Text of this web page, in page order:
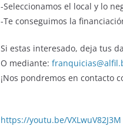
-Seleccionamos el local y lo
-Te conseguimos la
Si estas interesado, deja tus
O mediante:
¡Nos pondremos en contacto
https://youtu.be/VXLwuV82J3M